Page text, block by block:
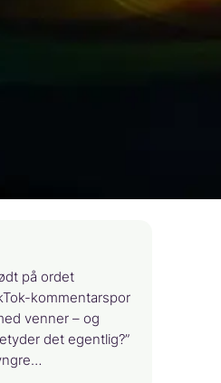
på ordet
kommentarspor
venner – og
det egentlig?”